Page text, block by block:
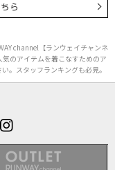
ら
channel【ランウェイチャンネ
のアイテムを着こなすためのア
。スタッフランキングも必見。